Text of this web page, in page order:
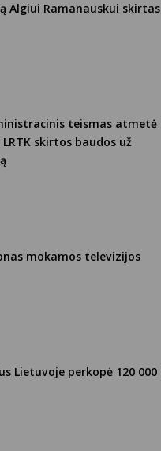
Algiui Ramanauskui skirtas
teismas atmetė
LRTK skirtos baudos už
mokamos televizijos
Lietuvoje perkopė 120 000